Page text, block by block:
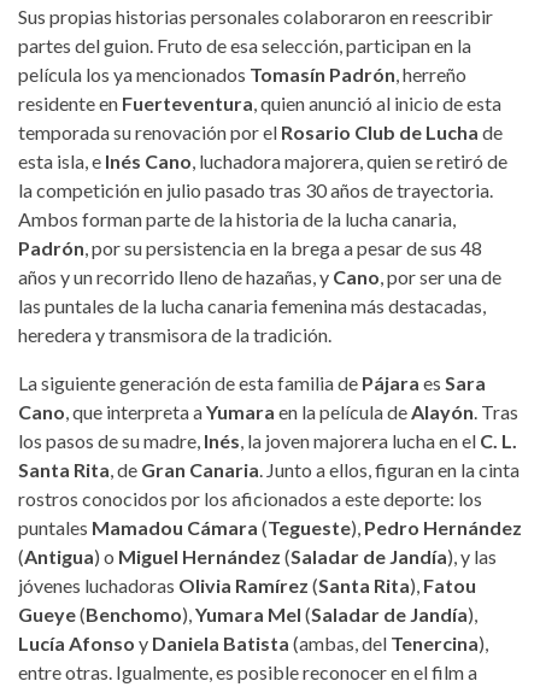
Sus propias historias personales colaboraron en reescribir
partes del guion. Fruto de esa selección, participan en la
película los ya mencionados Tomasín Padrón, herreño
residente en Fuerteventura, quien anunció al inicio de esta
temporada su renovación por el Rosario Club de Lucha de
esta isla, e Inés Cano, luchadora majorera, quien se retiró de
la competición en julio pasado tras 30 años de trayectoria.
Ambos forman parte de la historia de la lucha canaria,
Padrón, por su persistencia en la brega a pesar de sus 48
años y un recorrido lleno de hazañas, y Cano, por ser una de
las puntales de la lucha canaria femenina más destacadas,
heredera y transmisora de la tradición.
La siguiente generación de esta familia de Pájara es Sara
Cano, que interpreta aYumara en la película deAlayón. Tras
los pasos de su madre, Inés, la joven majorera lucha en el C. L.
Santa Rita, de Gran Canaria. Junto a ellos, figuran en la cinta
rostros conocidos por los aficionados a este deporte: los
puntales Mamadou Cámara (Tegueste), Pedro Hernández
(Antigua) o Miguel Hernández (Saladar de Jandía), y las
jóvenes luchadoras Olivia Ramírez (Santa Rita), Fatou
Gueye(Benchomo),Yumara Mel (Saladar de Jandía),
Lucía Afonso y Daniela Batista (ambas, del Tenercina),
entre otras. Igualmente, es posible reconocer en el film a